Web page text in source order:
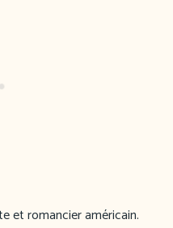
et romancier américain.